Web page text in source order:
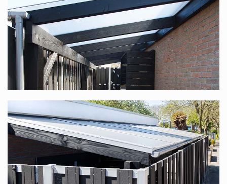
Unterkonstruktion aus Douglasienholz, speziell für Sie
nach Maß produziert? Diese finden Sie unter
Douglasienholz Terrassenüberdachung nach Maß.
Polycarbonat-Komplettdach in vielen
verschiedenen Maßen
Dieses Komplettdach bieten wir in vielen verschiedenen
Maßen an. Die Standardbreite reicht von 1,06 m bis
12,06 m (dank unseres modularen Systems ist die Breite
stufenlos), die Tiefe ist in 6 Größen verfügbar, 2,5 m, 3 m,
3,5 m, 4 m, 4,5 m und 5 m. In jedem Fall haben Sie die
Wahl zwischen transparenten oder opalweißen Platten.
Bedenken Sie, dass Sie, wenn Sie mit mehreren Personen
an einem Tisch sitzen möchten, eine Tiefe von mindestens